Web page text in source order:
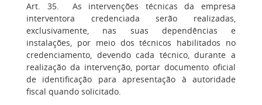
Art. 35. As intervenções técnicas da empresa
interventora credenciada serão realizadas,
exclusivamente, nas suas dependências e
instalações, por meio dos técnicos habilitados no
credenciamento, devendo cada técnico, durante a
realização da intervenção, portar documento oficial
de identificação para apresentação à autoridade
fiscal quando solicitado.